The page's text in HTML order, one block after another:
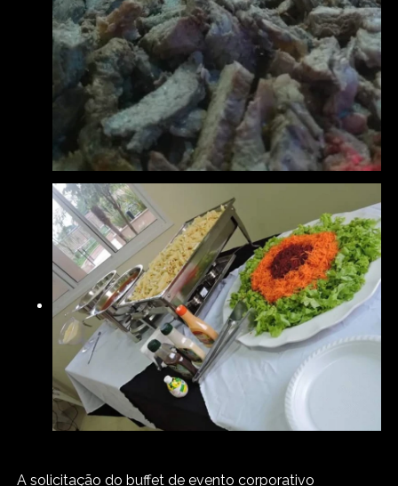
A solicitação do buffet de evento corporativo